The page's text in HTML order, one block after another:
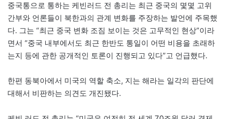
중국통으로 통하는 케빈러드 전 총리는 최근 중국의 몇몇 고위
간부와 언론들이 북한과의 관계 변화를 주장하는 발언에 주목했
다. 그는 “최근 중국 변화 조짐 보이는 것은 고무적인 현상”이라
면서 “중국 내부에서도 최근 한반도 통일이 어떤 비용을 초래하
는지 등에 관한 공개적인 토론이 진행되고 있다”고 언급했다.
한편 동북아에서 미국의 역할 축소, 지는 해라는 일각의 판단에
대해서 비판하는 의견도 개진됐다.